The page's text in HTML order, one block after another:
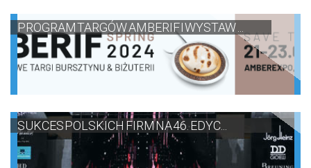
PROGRAM TARGÓW AMBERIF I WYSTAW ...
SUKCES POLSKICH FIRM NA 46. EDYC...